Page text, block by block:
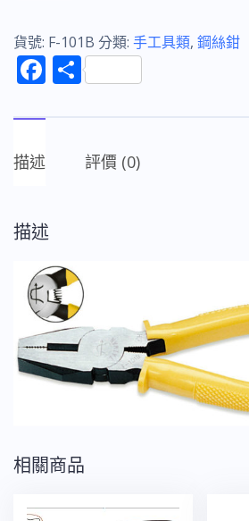
FUJIYA
F-
鋼
絲
鉗
數
貨號: F-101B 分類: 手工具類, 鋼絲鉗
F
k
分
描述 評價 (0)
描述
相關商品